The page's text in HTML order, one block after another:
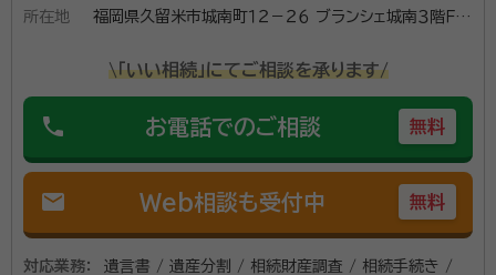
所在地
福岡県久留米市城南町１２－２６ ブランシェ城南３階Ｆ号
\「いい相続」にてご相談を承ります/
phone お電話でのご相談 無料
mail Web相談も受付中 無料
対応業務：
遺言書 / 遺産分割 / 相続財産調査 / 相続手続き /